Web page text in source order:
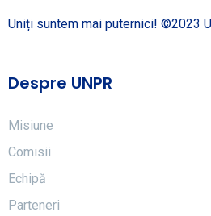
Uniți suntem mai puternici! ©2023
Despre UNPR
Misiune
Comisii
Echipă
Parteneri